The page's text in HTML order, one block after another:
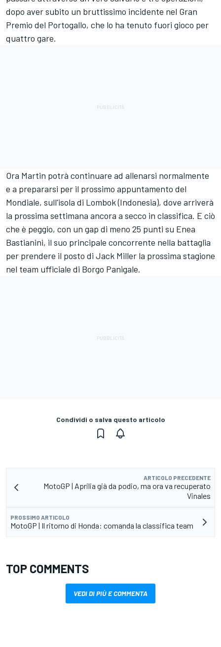
dopo aver subito un bruttissimo incidente nel Gran
Premio del Portogallo, che lo ha tenuto fuori gioco per
quattro gare.
Ora Martin potrà continuare ad allenarsi normalmente
e a prepararsi per il prossimo appuntamento del
Mondiale, sull'isola di Lombok (Indonesia), dove arriverà
la prossima settimana ancora a secco in classifica. E ciò
che è peggio, con un gap di meno 25 punti su Enea
Bastianini, il suo principale concorrente nella battaglia
per prendere il posto di Jack Miller la prossima stagione
nel team ufficiale di Borgo Panigale.
Condividi o salva questo articolo
ARTICOLO PRECEDENTE
MotoGP | Aprilia già da podio, ma ora va recuperato
Vinales
PROSSIMO ARTICOLO
MotoGP | Il ritorno di Honda: comanda la classifica team
TOP COMMENTS
VEDI DI PIÙ E COMMENTA